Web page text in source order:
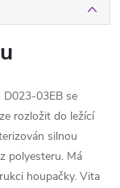
03EB se
rozložit do ležící
silnou
polyesteru. Má
houpačky. Vita